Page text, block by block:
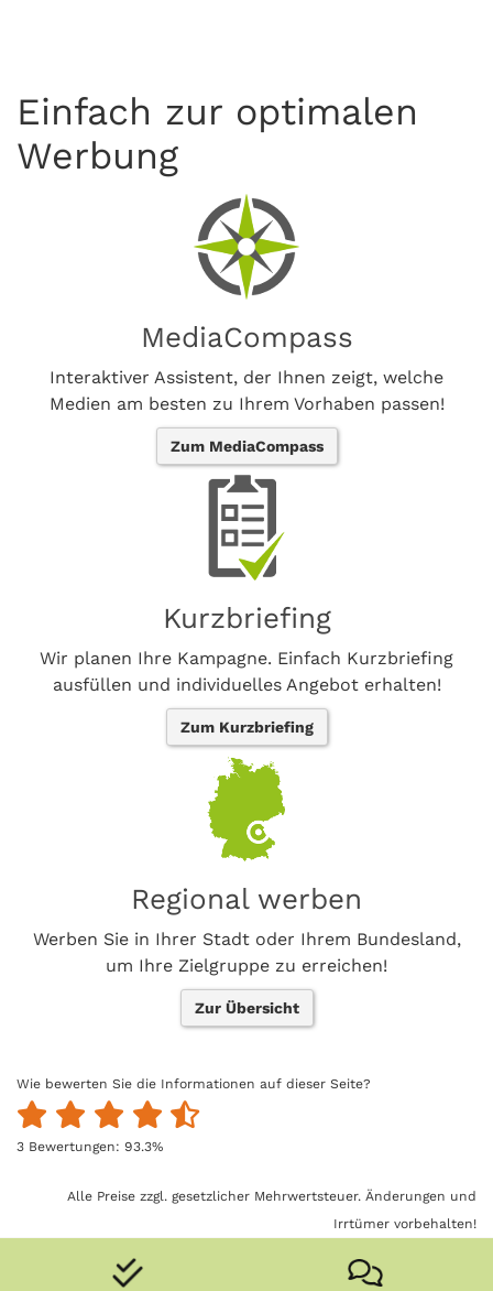
Einfach zur optimalen
Werbung
MediaCompass
Interaktiver Assistent, der Ihnen zeigt, welche
Medien am besten zu Ihrem Vorhaben passen!
Zum MediaCompass
Kurzbriefing
Wir planen Ihre Kampagne. Einfach Kurzbriefing
ausfüllen und individuelles Angebot erhalten!
Zum Kurzbriefing
Regional werben
Werben Sie in Ihrer Stadt oder Ihrem Bundesland,
um Ihre Zielgruppe zu erreichen!
Zur Übersicht
Wie bewerten Sie die Informationen auf dieser Seite?
3 Bewertungen: 93.3%
Alle Preise zzgl. gesetzlicher Mehrwertsteuer. Änderungen und
Irrtümer vorbehalten!